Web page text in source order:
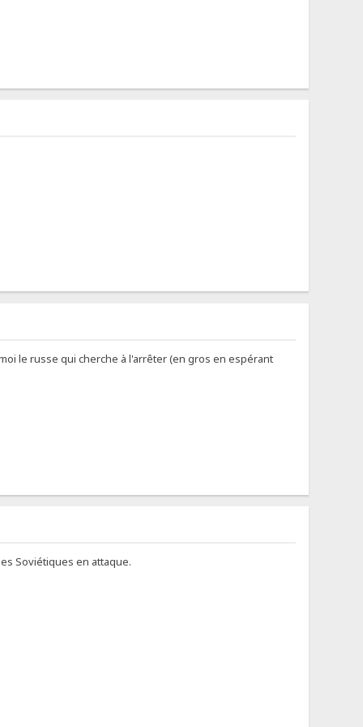
le russe qui cherche à l'arrêter (en gros en espérant
Soviétiques en attaque.